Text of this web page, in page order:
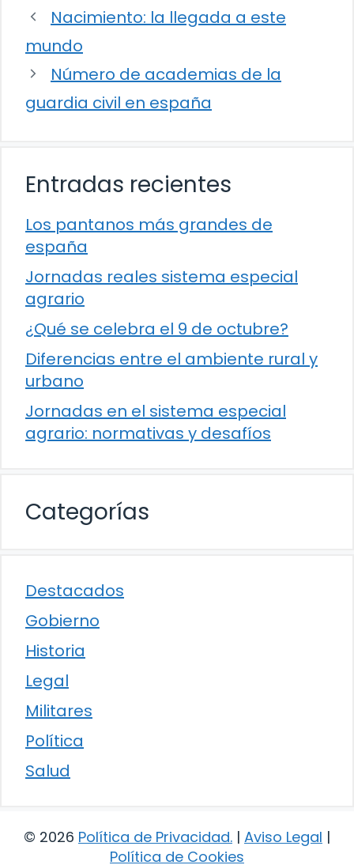
Nacimiento: la llegada a este
mundo
Número de academias de la
guardia civil en españa
Entradas recientes
Los pantanos más grandes de
españa
Jornadas reales sistema especial
agrario
¿Qué se celebra el 9 de octubre?
Diferencias entre el ambiente rural y
urbano
Jornadas en el sistema especial
agrario: normativas y desafíos
Categorías
Destacados
Gobierno
Historia
Legal
Militares
Política
Salud
© 2026 Política de Privacidad. | Aviso Legal |
Política de Cookies